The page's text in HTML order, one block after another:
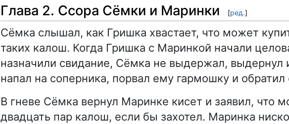
Глава 2. Ссора Сёмки и Маринки [ред.]
Сёмка слышал, как Гришка хвастает, что может
таких калош. Когда Гришка с Маринкой начали
назначили свидание, Сёмка не выдержал, выдернул
напал на соперника, порвал ему гармошку и обратил
В гневе Сёмка вернул Маринке кисет и заявил, что
двадцать пар калош, если бы захотел. Маринка